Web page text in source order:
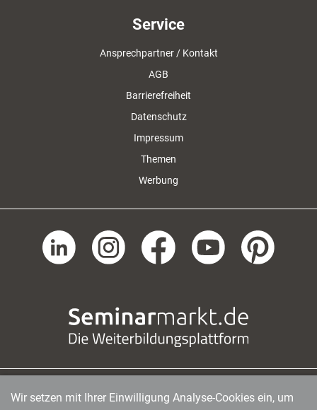
Service
Ansprechpartner / Kontakt
AGB
Barrierefreiheit
Datenschutz
Impressum
Themen
Werbung
managerSeminare Verlags GmbH | Endenicher Str. 41
|
Wir setzen mit Ihrer Einwilligung Analyse-Cookies ein, um